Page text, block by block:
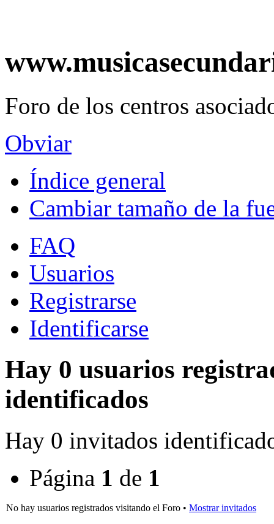
Foro de los centros
Obviar
Índice general
Cambiar tamaño de la
FAQ
Usuarios
Registrarse
Identificarse
Hay 0 usuarios
identificados
Hay 0 invitados
Página 1 de 1
No hay usuarios registrados visitando el Foro • Mostrar invitados